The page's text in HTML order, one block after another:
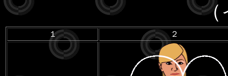
（
１ ２